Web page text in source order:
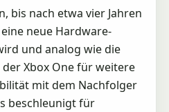
bis nach etwa vier Jahren
neue Hardware-
und analog wie die
Xbox One für weitere
mit dem Nachfolger
beschleunigt für